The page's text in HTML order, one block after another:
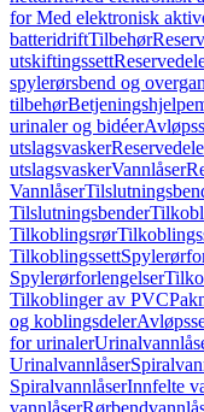
for Med elektronisk
batteridriftTilbehør
utskiftingssett
spylerørsbend og
tilbehør
urinaler og bidéer
utslagsvasker
utslagsvaskerVannlåser
Vannlåser
Tilslutningsbender
Tilkoblingsrør
Tilkoblingssett
Spylerørforlengelser
Tilkoblinger av PVC
og koblingsdeler
for urinaler
Urinalvannlåser
SpiralvannlåserInnfelte
vannlåser